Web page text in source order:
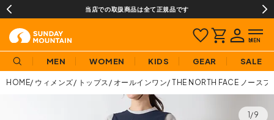
当店での取扱商品は全て正規品です
MEN WOMEN KIDS GEAR SALE
HOME ウィメンズ トップス オールインワン THE NORTH FACE ノース
1/9